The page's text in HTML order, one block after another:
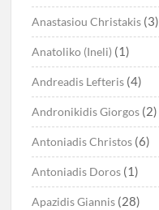
Anastasiou Christakis (3)
Anatoliko (Ineli) (1)
Andreadis Lefteris (4)
Andronikidis Giorgos (2)
Antoniadis Christos (6)
Antoniadis Doros (1)
Apazidis Giannis (28)